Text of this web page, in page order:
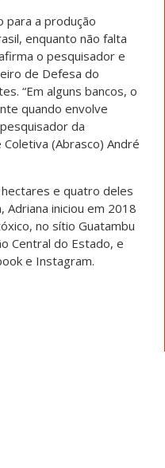
para a produção
enquanto não falta
o pesquisador e
de Defesa do
“Em alguns bancos, o
quando envolve
da
(Abrasco) André
e quatro deles
iniciou em 2018
no sítio Guatambu
Central do Estado, e
e Instagram.